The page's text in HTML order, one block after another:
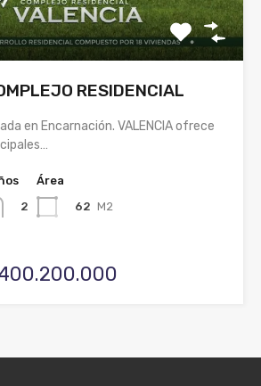
RESIDENCIAL
en Encarnación. VALENCIA ofrece
2
Área
62 M2
400.200.000